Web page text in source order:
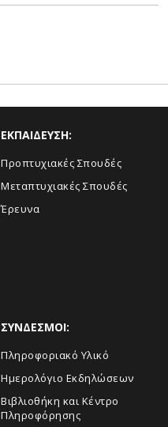
ΕΚΠΑΙΔΕΥΣΗ:
Προπτυχιακές Σπουδές
Μεταπτυχιακές Σπουδές
Έρευνα
ΣΥΝΔΕΣΜΟΙ:
Πληροφοριακό Υλικό
Ημερολόγιο Εκδηλώσεων
Βιβλιοθήκη και Κέντρο
Πληροφόρησης